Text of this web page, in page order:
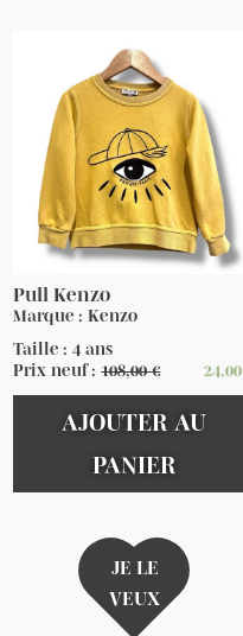
Pull Kenzo
Marque : Kenzo
Taille : 4 ans
Prix neuf :108,00€ 24,00
AJOUTER AU
PANIER
JE LE
VEUX